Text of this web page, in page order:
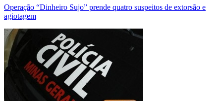
Operação “Dinheiro Sujo” prende quatro suspeitos de extorsão e
agiotagem